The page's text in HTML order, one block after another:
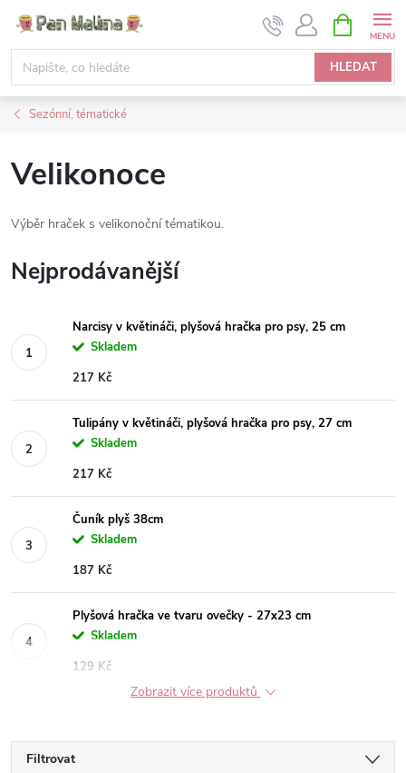
Přejít
obsah
HLEDAT
NÁKUPNÍ
KOŠÍK
Sezónní, tématické
Velikonoce
Výběr hraček s velikonoční tématikou.
Nejprodávanější
Narcisy v květináči, plyšová hračka pro psy, 25 cm
Skladem
217 Kč
Tulipány v květináči, plyšová hračka pro psy, 27 cm
Skladem
217 Kč
Čuník plyš 38cm
Skladem
187 Kč
Plyšová hračka ve tvaru ovečky - 27x23 cm
Skladem
129 Kč
Zobrazit více produktů
Filtrovat